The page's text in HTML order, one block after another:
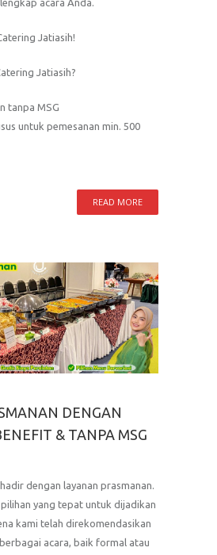
Jatiasih!
Jatiasih?
tanpa MSG
untuk pemesanan min. 500
READ MORE
DENGAN
& TANPA MSG
dengan layanan prasmanan.
yang tepat untuk dijadikan
kami telah direkomendasikan
acara, baik formal atau